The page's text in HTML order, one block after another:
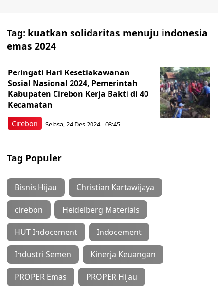
Tag: kuatkan solidaritas menuju indonesia
emas 2024
Cirebon
Peringati Hari Kesetiakawanan
Sosial Nasional 2024, Pemerintah
Kabupaten Cirebon Kerja Bakti di 40
Kecamatan
Selasa, 24 Des 2024 - 08:45
Tag Populer
Bisnis Hijau Christian Kartawijaya
cirebon Heidelberg Materials
HUT Indocement Indocement
Industri Semen Kinerja Keuangan
PROPER Emas PROPER Hijau